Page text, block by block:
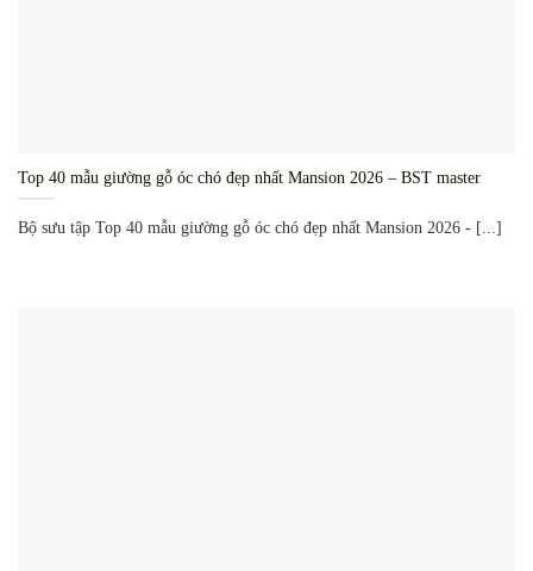
Top 40 mẫu giường gỗ óc chó đẹp nhất Mansion 2026 – BST master
Bộ sưu tập Top 40 mẫu giường gỗ óc chó đẹp nhất Mansion 2026 - [...]